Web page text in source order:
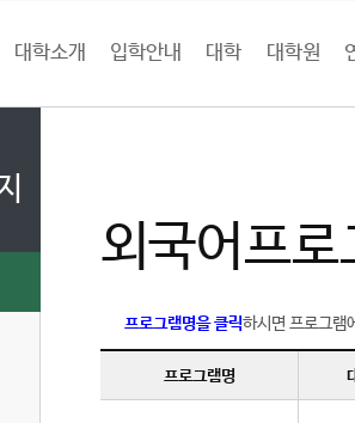
대학소개 입학안내 대학 대학원
외국어프
프로그램명을 클릭하시면 프로그램
프로그램명